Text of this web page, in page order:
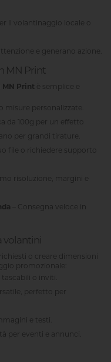
il volantinaggio locale o
e generano azione.
MN Print
MN Print è semplice e
misure personalizzate.
da 100g per un effetto
per grandi tirature.
file o richiedere supporto
risoluzione, margini e
– Consegna veloce in
volantini
o creare dimensioni
promozionale:
o inviti.
perfetto per
e testi.
per eventi e annunci.